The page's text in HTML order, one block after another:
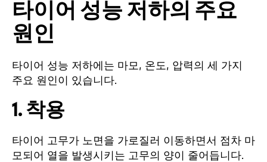
타이어 성능 저하의 주요
원인
타이어 성능 저하에는 마모, 온도, 압력의 세 가지
주요 원인이 있습니다.
1. 착용
타이어 고무가 노면을 가로질러 이동하면서 점차 마
모되어 열을 발생시키는 고무의 양이 줄어듭니다.